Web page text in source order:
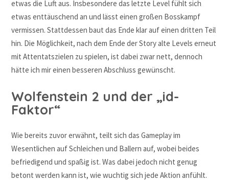
etwas die Luft aus. Insbesondere das letzte Level fühlt sich
etwas enttäuschend an und lässt einen großen Bosskampf
vermissen. Stattdessen baut das Ende klar auf einen dritten Teil
hin. Die Möglichkeit, nach dem Ende der Story alte Levels erneut
mit Attentatszielen zu spielen, ist dabei zwar nett, dennoch
hätte ich mir einen besseren Abschluss gewünscht.
Wolfenstein 2 und der „id-
Faktor“
Wie bereits zuvor erwähnt, teilt sich das Gameplay im
Wesentlichen auf Schleichen und Ballern auf, wobei beides
befriedigend und spaßig ist. Was dabei jedoch nicht genug
betont werden kann ist, wie wuchtig sich jede Aktion anfühlt.